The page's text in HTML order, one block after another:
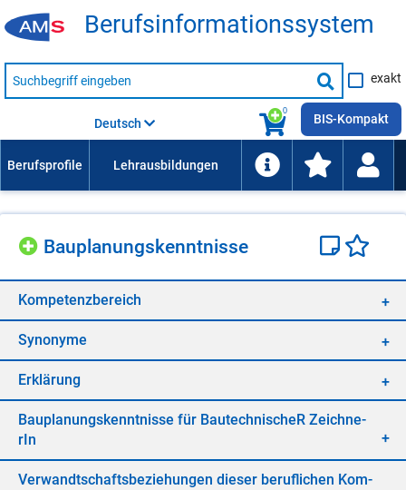
Be­rufs­in­for­ma­ti­ons­sys­tem
Suche
nach
Suche
starten
exakt
0
Deutsch BIS-Kompakt
Bau­pla­nungs­kennt­nis­se
Kom­pe­tenz­be­reich
Syn­ony­me
Er­klä­rung
Bau­pla­nungs­kennt­nis­se für Bau­tech­ni­scheR Zeich­ne­
rIn
Ver­wandt­schafts­be­zie­hun­gen die­ser be­ruf­li­chen Kom­